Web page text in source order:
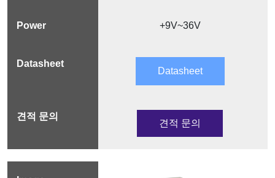
+9V~36V
Datasheet
견적 문의